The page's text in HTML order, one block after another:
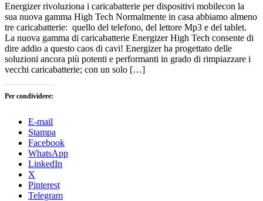
Energizer rivoluziona i caricabatterie per dispositivi mobilecon la
sua nuova gamma High Tech Normalmente in casa abbiamo almeno
tre caricabatterie: quello del telefono, del lettore Mp3 e del tablet.
La nuova gamma di caricabatterie Energizer High Tech consente di
dire addio a questo caos di cavi! Energizer ha progettato delle
soluzioni ancora più potenti e performanti in grado di rimpiazzare i
vecchi caricabatterie; con un solo […]
Per condividere:
E-mail
Stampa
Facebook
WhatsApp
LinkedIn
X
Pinterest
Telegram